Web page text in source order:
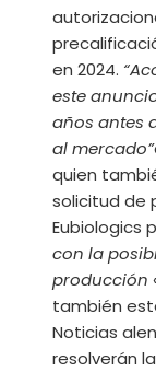
en 2024.
este
años antes
al mercado”
quien
solicitud de
Eubiologics
con la
producción
también
Noticias
resolverán